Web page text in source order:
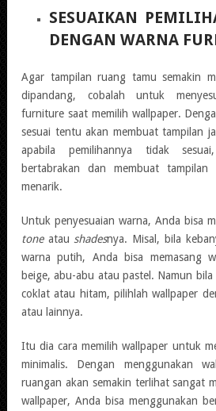
SESUAIKAN
DENGAN WARNA
Agar tampilan ruang tamu semakin
dipandang, cobalah untuk
furniture saat memilih wallpaper.
sesuai tentu akan membuat tampilan
apabila pemilihannya tidak
bertabrakan dan membuat
menarik.
Untuk penyesuaian warna, Anda bisa
tone atau shadesnya. Misal, bila
warna putih, Anda bisa memasang
beige, abu-abu atau pastel. Namun
coklat atau hitam, pilihlah wallpaper
atau lainnya.
Itu dia cara memilih wallpaper untuk
minimalis. Dengan menggunakan
ruangan akan semakin terlihat sangat
wallpaper, Anda bisa menggunakan